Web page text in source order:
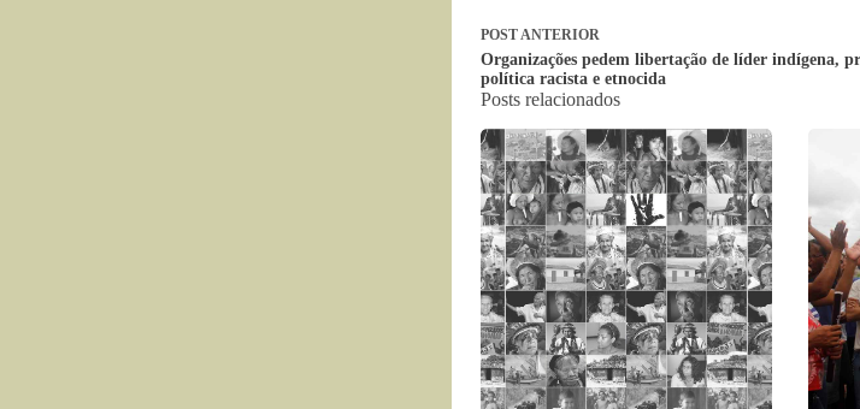
POSTANTERIOR
Organizações pedem libertação de líder indígena,
política racista e etnocida
Posts relacionados